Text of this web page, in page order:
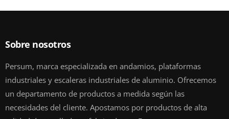
Sobre nosotros
Persum, marca especializada en andamios, plataformas
industriales y escaleras industriales de aluminio. Ofrecemos
un departamento de productos a medida según las
necesidades del cliente. Apostamos por productos de alta